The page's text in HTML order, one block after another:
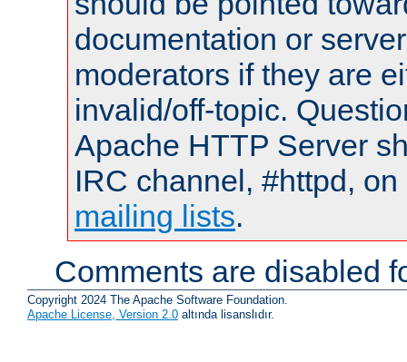
documentation or
moderators if they are
invalid/off-topic.
Apache HTTP Server
IRC channel, #httpd,
mailing lists.
Comments are disabled
Copyright 2024 The Apache Software Foundation.
Apache License, Version 2.0 altında lisanslıdır.